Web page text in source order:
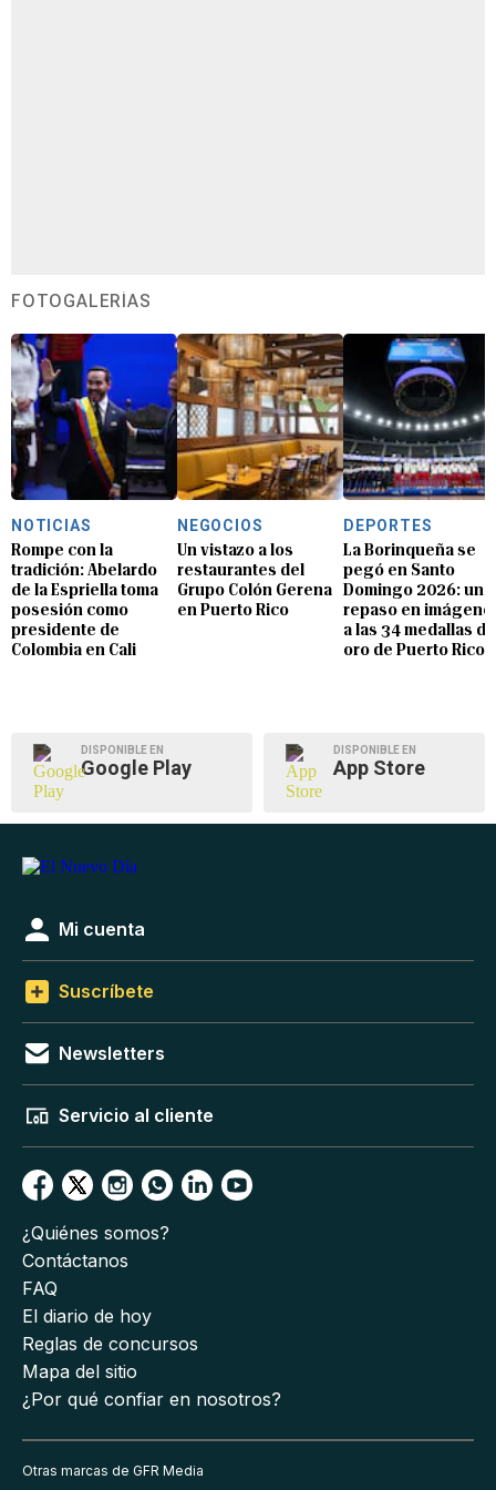
FOTOGALERÍAS
NOTICIAS
Rompe con la
tradición: Abelardo
de la Espriella toma
posesión como
presidente de
Colombia en Cali
NEGOCIOS
Un vistazo a los
restaurantes del
Grupo Colón Gerena
en Puerto Rico
DEPORTES
La Borinqueña se
pegó en Santo
Domingo 2026: un
repaso en
a las 34 medallas de
oro de Puerto Rico
DISPONIBLE EN
Google Play
DISPONIBLE EN
App Store
Mi cuenta
Suscríbete
Newsletters
Servicio al cliente
¿Quiénes somos?
Contáctanos
FAQ
El diario de hoy
Reglas de concursos
Mapa del sitio
¿Por qué confiar en nosotros?
Otras marcas de GFR Media